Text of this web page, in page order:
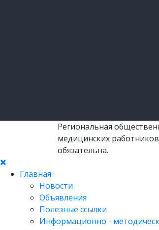
Региональная
медицинских
обязательна.
Главная
Новости
Объявления
Полезные ссылки
Информационно -